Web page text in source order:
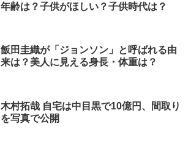
年齢は？子供がほしい？子供時代は？
飯田圭織が「ジョンソン」と呼ばれる由
来は？美人に見える身長・体重は？
木村拓哉 自宅は中目黒で10億円、間取り
を写真で公開